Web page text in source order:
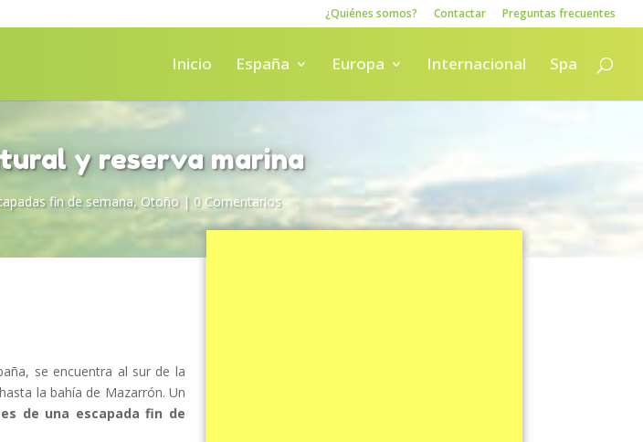
¿Quiénes somos? Contactar Preguntas frecuentes
Inicio España Europa Internacional Spa
y reserva marina
fin de semana, Otoño| 0 Comentarios
se encuentra al sur de la
la bahía de Mazarrón. Un
de una escapada fin de